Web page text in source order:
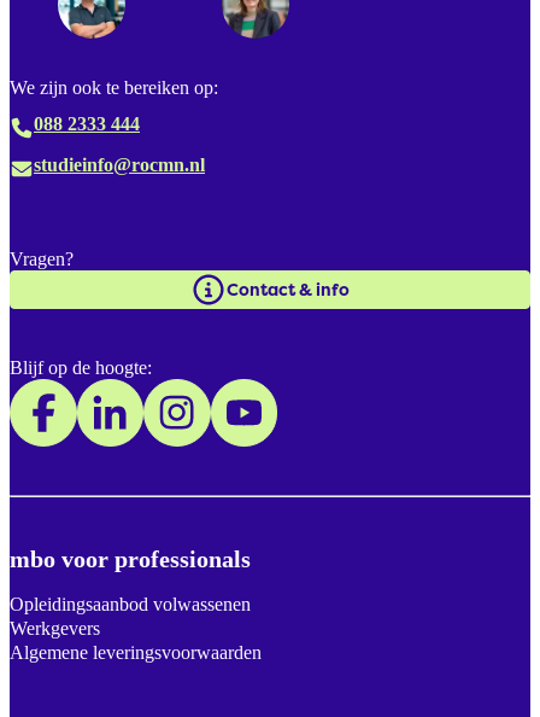
We zijn ook te bereiken op:
088 2333 444
studieinfo@rocmn.nl
mbo voor professionals
Opleidingsaanbod volwassenen
Werkgevers
Algemene leveringsvoorwaarden
Vragen?
Contact & info
Blijf op de hoogte: